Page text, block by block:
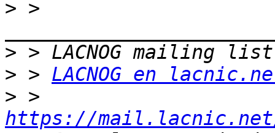
> >
>
> > LACNOG en
>
https://